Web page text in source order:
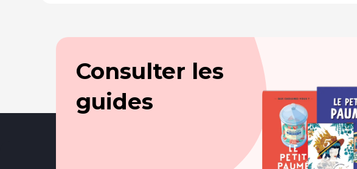
Consulter les
guides